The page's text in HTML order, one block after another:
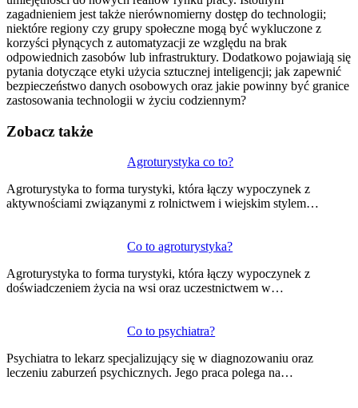
zagadnieniem jest także nierównomierny dostęp do technologii;
niektóre regiony czy grupy społeczne mogą być wykluczone z
korzyści płynących z automatyzacji ze względu na brak
odpowiednich zasobów lub infrastruktury. Dodatkowo pojawiają się
pytania dotyczące etyki użycia sztucznej inteligencji; jak zapewnić
bezpieczeństwo danych osobowych oraz jakie powinny być granice
zastosowania technologii w życiu codziennym?
Zobacz także
Agroturystyka co to?
Agroturystyka to forma turystyki, która łączy wypoczynek z
aktywnościami związanymi z rolnictwem i wiejskim stylem…
Co to agroturystyka?
Agroturystyka to forma turystyki, która łączy wypoczynek z
doświadczeniem życia na wsi oraz uczestnictwem w…
Co to psychiatra?
Psychiatra to lekarz specjalizujący się w diagnozowaniu oraz
leczeniu zaburzeń psychicznych. Jego praca polega na…
wpisu